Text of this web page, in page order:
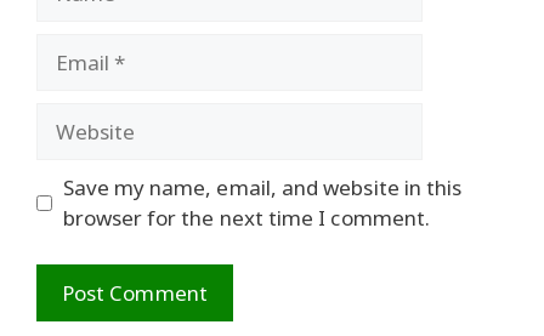
Save my name, email, and website in this
browser for the next time I comment.